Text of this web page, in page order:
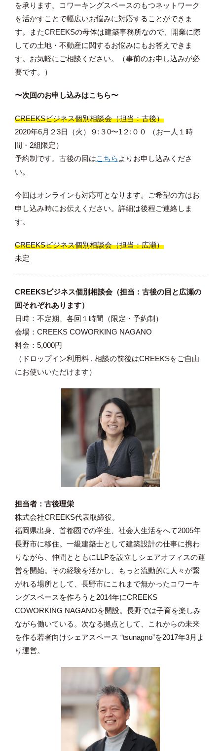
を承ります。コワーキングスペースのもつネットワーク
を活かすことで幅広いお悩みに対応することができま
す。またCREEKSの母体は建築事務所なので、開業に際
しての土地・不動産に関するお悩みにもお答えできま
す。お気軽にご相談ください。（事前のお申し込みが必
要です。）
〜次回のお申し込みはこちら〜
CREEKSビジネス個別相談会（担当：古後）
2020年6月２3日（火）９:３0〜1２:００ （お一人１時
間・2組限定）
予約制です。古後の回はこちら よりお申し込みくださ
い。
今回はオンラインも対応可となります。ご希望の方はお
申し込み時にお伝えください。詳細は後程ご連絡しま
す。
CREEKSビジネス個別相談会（担当：広瀬）
未定
CREEKSビジネス個別相談会（担当：古後の回と広瀬の
回それぞれあります）
日時：不定期、各回１時間（限定・予約制）
会場：CREEKS COWORKING NAGANO
料金：5,000円
（ドロップイン利用料 , 相談の前後はCREEKSをご自由
にお使いいただけます）
担当者：古後理栄
株式会社CREEKS代表取締役。
福岡県出身、首都圏での学生、社会人生活をへて2005年
長野市に移住。一級建築士として建築設計の仕事に携わ
りながら、仲間とともにLLPを設立しシェアオフィスの運
営を開始。その経験を活かし、もっと流動的に人々が繋
がれる場所として、長野市にこれまで無かったコワーキ
ングスペースを作ろうと2014年にCREEKS
COWORKING NAGANOを開設。長野では子育を楽しみ
ながら働いている。次なる拠点として、これからの未来
を作る若者向けシェアスペース “tsunagno”を2017年3月よ
り運営。